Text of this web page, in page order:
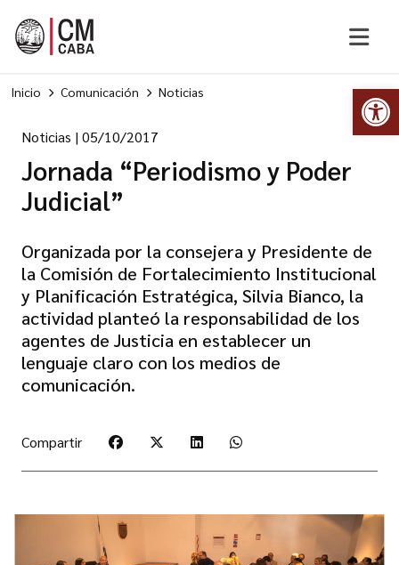
Inicio Comunicación Noticias
Noticias | 05/10/2017
Jornada “Periodismo y Poder
Judicial”
Organizada por la consejera y Presidente de
la Comisión de Fortalecimiento Institucional
y Planificación Estratégica, Silvia Bianco, la
actividad planteó la responsabilidad de los
agentes de Justicia en establecer un
lenguaje claro con los medios de
comunicación.
Compartir